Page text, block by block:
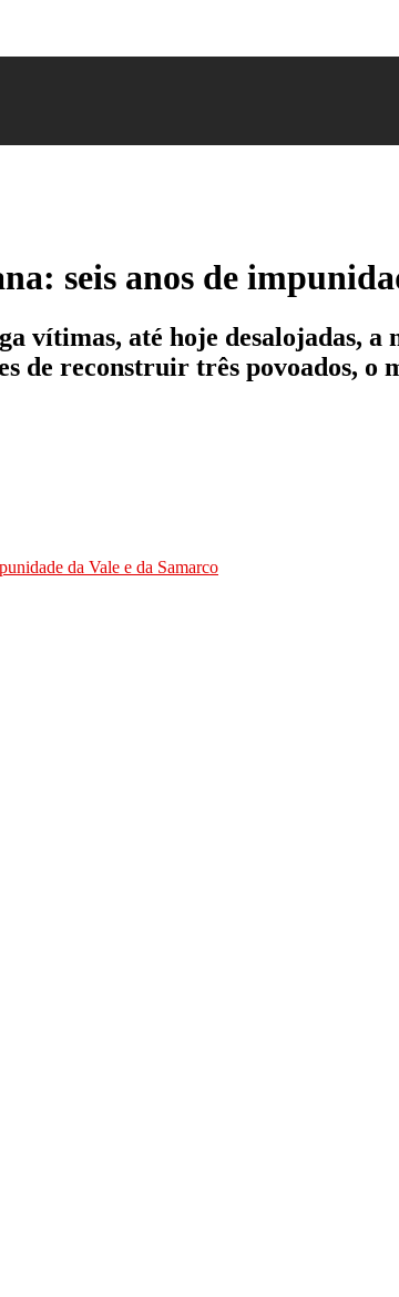
seis anos de
até hoje desalojadas, a
de reconstruir três povoados, o